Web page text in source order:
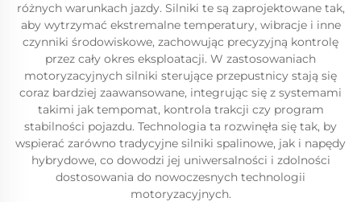
różnych warunkach jazdy. Silniki te są zaprojektowane tak,
aby wytrzymać ekstremalne temperatury, wibracje i inne
czynniki środowiskowe, zachowując precyzyjną kontrolę
przez cały okres eksploatacji. W zastosowaniach
motoryzacyjnych silniki sterujące przepustnicy stają się
coraz bardziej zaawansowane, integrując się z systemami
takimi jak tempomat, kontrola trakcji czy program
stabilności pojazdu. Technologia ta rozwinęła się tak, by
wspierać zarówno tradycyjne silniki spalinowe, jak i napędy
hybrydowe, co dowodzi jej uniwersalności i zdolności
dostosowania do nowoczesnych technologii
motoryzacyjnych.